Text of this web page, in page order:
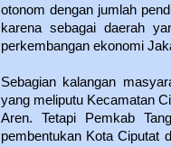
otonom dengan jumlah
karena sebagai daerah
perkembangan ekonomi
Sebagian kalangan
yang meliputu Kecamatan
Aren. Tetapi Pemkab
pembentukan Kota Ciputat